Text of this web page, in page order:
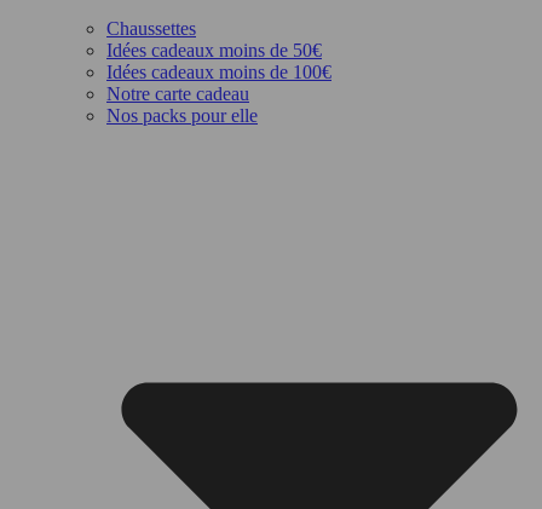
Chaussettes
Idées cadeaux moins de 50€
Idées cadeaux moins de 100€
Notre carte cadeau
Nos packs pour elle